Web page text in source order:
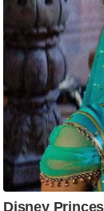
g
N
e
w
ला
इ
फ
स्टा
इ